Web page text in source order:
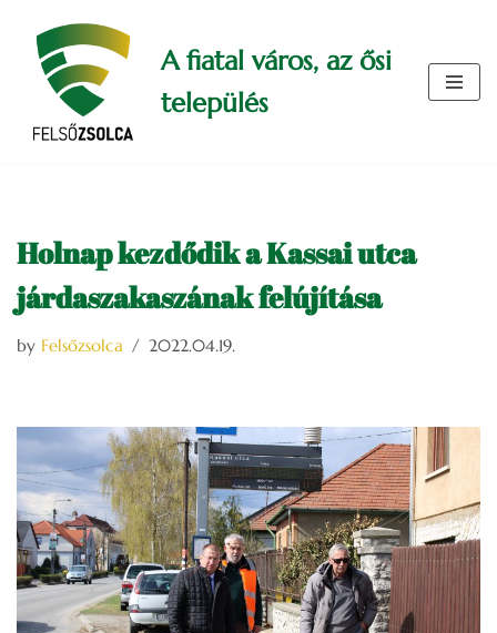
Skip
content
A fiatal város, az ősi
település
Holnap kezdődik a Kassai utca
járdaszakaszának felújítása
by Felsőzsolca 2022.04.19.